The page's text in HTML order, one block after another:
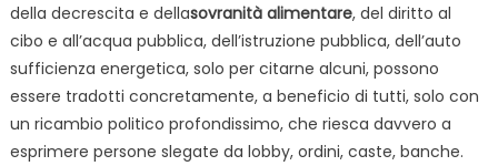
della decrescita e dellasovranità alimentare, del diritto al
cibo e all’acqua pubblica, dell’istruzione pubblica, dell’auto
sufficienza energetica, solo per citarne alcuni, possono
essere tradotti concretamente, a beneficio di tutti, solo con
un ricambio politico profondissimo, che riesca davvero a
esprimere persone slegate da lobby, ordini, caste, banche.